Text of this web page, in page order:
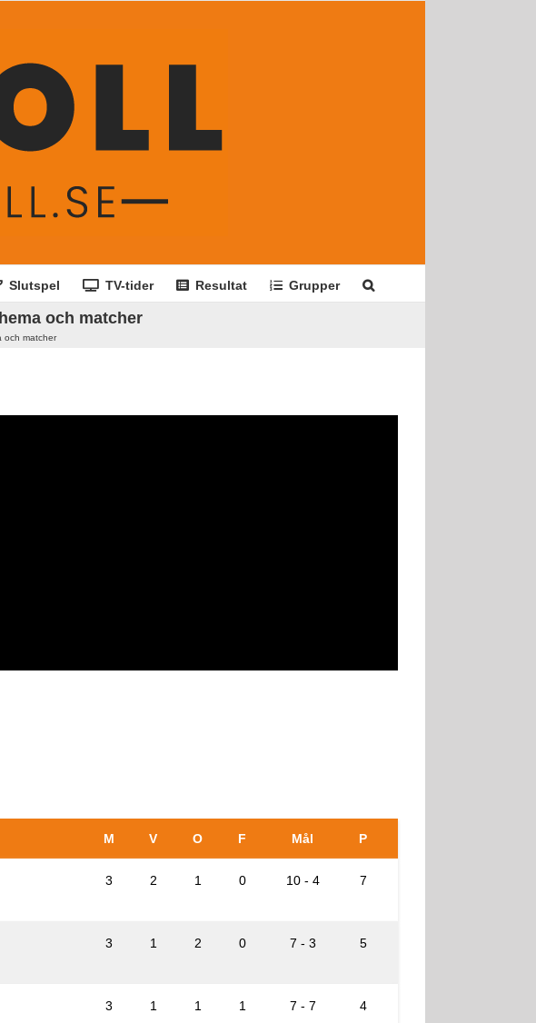
Slutspel TV-tider Resultat Grupper
och matcher
och matcher
M V O F Mål P
3 2 1 0 10 - 4 7
3 1 2 0 7 - 3 5
3 1 1 1 7 - 7 4